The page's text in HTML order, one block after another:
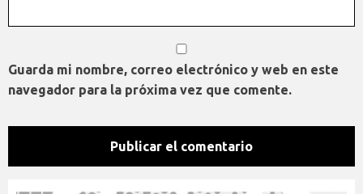
Guarda mi nombre, correo electrónico y web en este
navegador para la próxima vez que comente.